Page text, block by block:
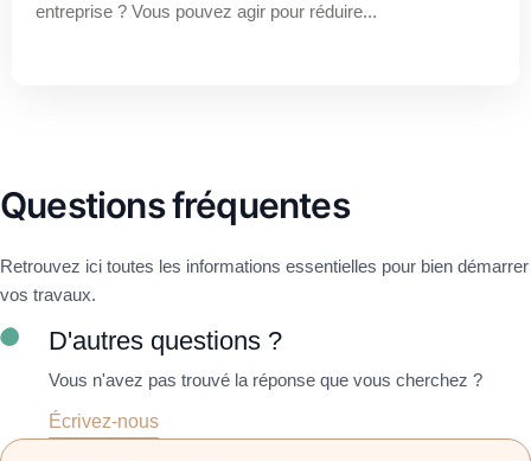
entreprise ? Vous pouvez agir pour réduire...
Questionsfréquentes
Retrouvez ici toutes les informations essentielles pour bien démarrer
vos travaux.
D'autres questions ?
Vous n'avez pas trouvé la réponse que vous cherchez ?
Écrivez-nous